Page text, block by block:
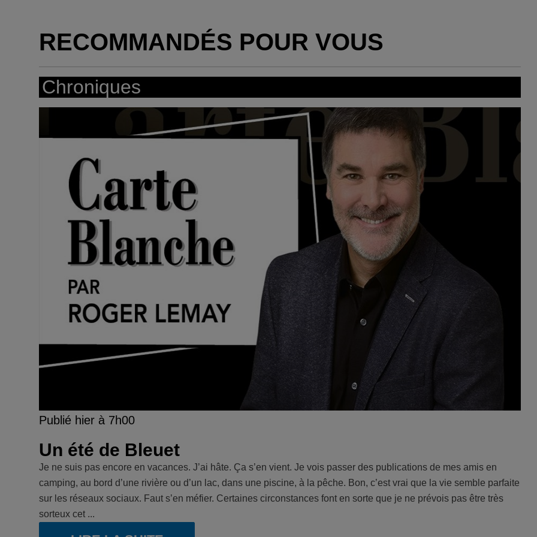
RECOMMANDÉS POUR VOUS
Chroniques
Publié hier à 7h00
Un été de Bleuet
Je ne suis pas encore en vacances. J’ai hâte. Ça s’en vient. Je vois passer des publications de mes amis en
camping, au bord d’une rivière ou d’un lac, dans une piscine, à la pêche. Bon, c’est vrai que la vie semble parfaite
sur les réseaux sociaux. Faut s’en méfier. Certaines circonstances font en sorte que je ne prévois pas être très
sorteux cet ...